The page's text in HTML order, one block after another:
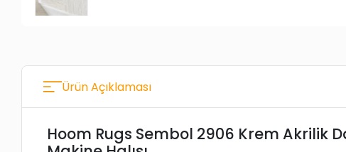
Ürün Açıklaması
Hoom Rugs Sembol 2906 Krem Akrilik